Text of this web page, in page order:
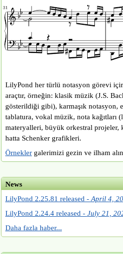
LilyPond her türlü notasyon görevi
araçtır, örneğin: klasik müzik (J.S.
gösterildiği gibi), karmaşık notasyon,
tablatura, vokal müzik, nota kağıtları
materyalleri, büyük orkestral projeler,
hatta Schenker grafikleri.
Örneklergalerimizi gezin ve ilham
News
LilyPond 2.25.81 released - April 4,
LilyPond 2.24.4 released - July 21,
Daha fazla haber...